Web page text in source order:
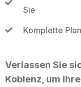
Sie
Komplette
Verlassen Sie
Koblenz, um